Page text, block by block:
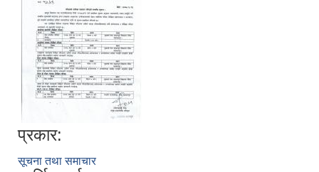
प्रकार:
सूचना तथा समाचार